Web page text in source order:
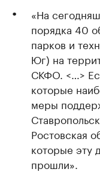
«На
порядка 40
парков и
Юг) на
СКФО. <…>
которые
меры
Ростовская
которые эту
прошли».